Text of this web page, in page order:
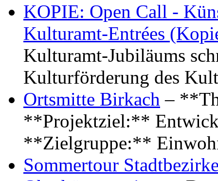
KOPIE: Open Call -
Kulturamt-Entrées
Kulturamt-Jubiläums
Kulturförderung des
Ortsmitte Birkach –
**Projektziel:**
**Zielgruppe:**
Sommertour